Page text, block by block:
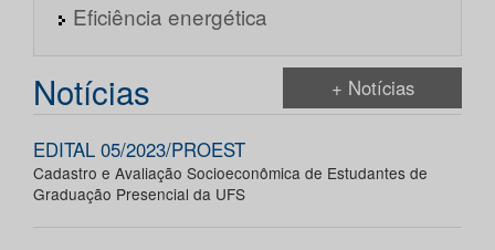
Eficiência energética
Notícias + Notícias
EDITAL 05/2023/PROEST
Cadastro e Avaliação Socioeconômica de Estudantes de
Graduação Presencial da UFS